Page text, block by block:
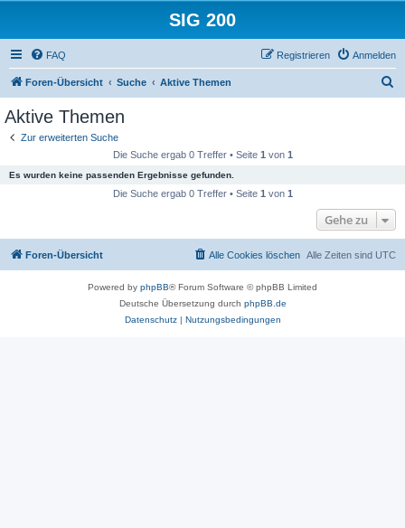
SIG 200
FAQ Anmelden
Registrieren
Foren-Übersicht Suche Aktive Themen
Aktive Themen
Zur erweiterten Suche
Die Suche ergab 0 Treffer • Seite 1 von 1
Es wurden keine passenden Ergebnisse gefunden.
Die Suche ergab 0 Treffer • Seite 1 von 1
Gehe zu
Foren-Übersicht Alle Zeiten sind UTC
Alle Cookies löschen
Powered by phpBB® Forum Software © phpBB Limited
Deutsche Übersetzung durch phpBB.de
Datenschutz| Nutzungsbedingungen